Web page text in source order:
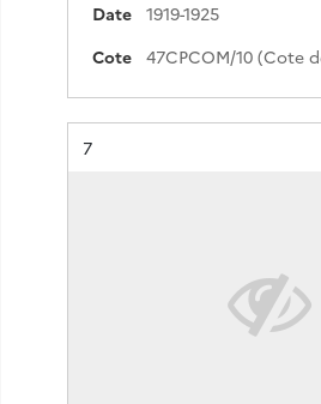
Date
1919-1925
Cote
47CPCOM/10 (Cote
Résultat n°
7